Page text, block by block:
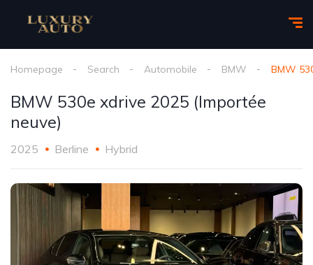
Homepage Search Automobile BMW BMW
BMW 530e xdrive 2025 (Importée
neuve)
2025 Berline Hybrid